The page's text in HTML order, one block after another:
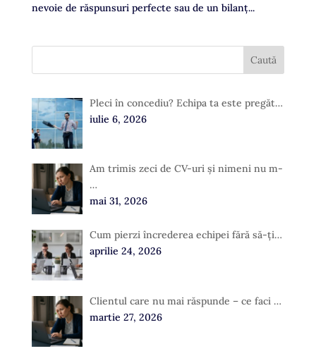
nevoie de răspunsuri perfecte sau de un bilanț...
Pleci în concediu? Echipa ta este pregăt…
iulie 6, 2026
Am trimis zeci de CV-uri și nimeni nu m-
…
mai 31, 2026
Cum pierzi încrederea echipei fără să-ți…
aprilie 24, 2026
Clientul care nu mai răspunde – ce faci …
martie 27, 2026